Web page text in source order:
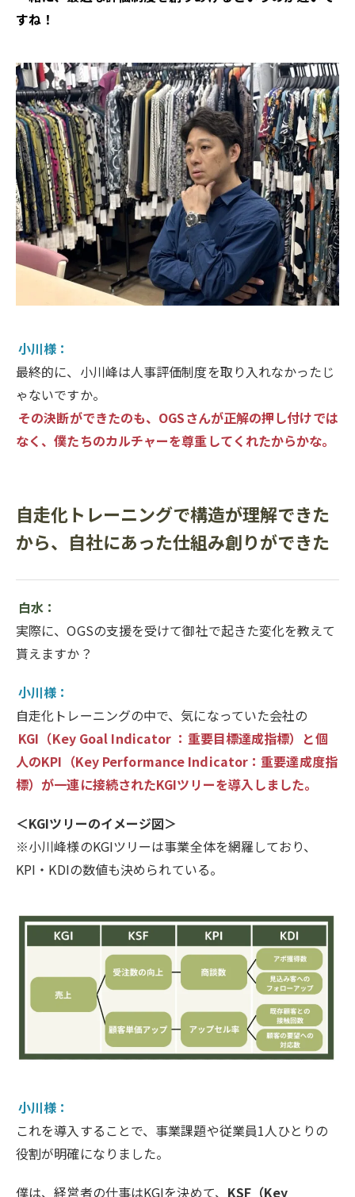
すね！
小川様：
最終的に、小川峰は人事評価制度を取り入れなかったじ
ゃないですか。
その決断ができたのも、OGSさんが正解の押し付けでは
なく、僕たちのカルチャーを尊重してくれたからかな。
自走化トレーニングで構造が理解できた
から、自社にあった仕組み創りができた
白水：
実際に、OGSの支援を受けて御社で起きた変化を教えて
貰えますか？
小川様：
自走化トレーニングの中で、気になっていた会社の
KGI（Key Goal Indicator ：重要目標達成指標）と個
人のKPI（Key Performance Indicator：重要達成度指
標）が一連に接続されたKGIツリーを導入しました。
＜KGIツリーのイメージ図＞
※小川峰様のKGIツリーは事業全体を網羅しており、
KPI・KDIの数値も決められている。
小川様：
これを導入することで、事業課題や従業員1人ひとりの
役割が明確になりました。
僕は、経営者の仕事はKGIを決めて、 KSF（Key